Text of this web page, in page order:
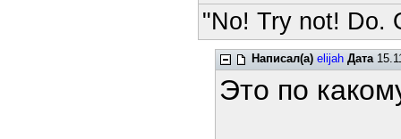
"No! Try not! Do.
Написал(а) elijah Дата
Это по